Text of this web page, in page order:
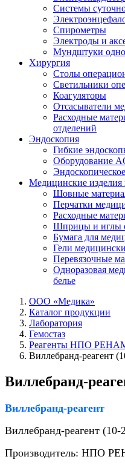
Системы
Спирометры
Электроды и
Мундштуки
Хирургия
Столы
Светильники
Коагуляторы
Отсасыватели
Расходные
отделений
Эндоскопия
Гибкие
Оборудование
Медицинские изделия
Шовные
Перчатки
Расходные
Шприцы и иглы
Бумага для
Гели
Перевязочные
Одноразовая
белье
ООО «Медика»
Каталог продукции
Лаборатория
Гемостаз
Реагенты НПО
Виллебранд-реагент
Виллебранд-
Виллебранд-реагент
Виллебранд-реагент
Производитель: НПО